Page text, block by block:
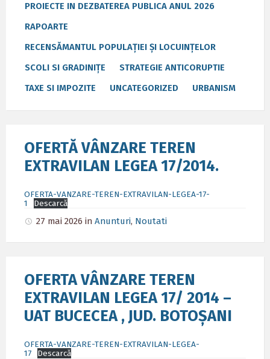
PROIECTE IN DEZBATEREA PUBLICA ANUL 2026
RAPOARTE
RECENSĂMANTUL POPULAȚIEI ȘI LOCUINȚELOR
SCOLI SI GRADINIȚE
STRATEGIE ANTICORUPTIE
TAXE SI IMPOZITE
UNCATEGORIZED URBANISM
OFERTĂ VÂNZARE TEREN
EXTRAVILAN LEGEA 17/2014.
OFERTA-VANZARE-TEREN-EXTRAVILAN-LEGEA-17-
1
Descarcă
27 mai 2026 in Anunturi, Noutati
OFERTA VÂNZARE TEREN
EXTRAVILAN LEGEA 17/ 2014 –
UAT BUCECEA , JUD. BOTOȘANI
OFERTA-VANZARE-TEREN-EXTRAVILAN-LEGEA-
17
Descarcă